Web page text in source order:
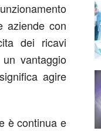
aziende con
dei ricavi
vantaggio
agire
è continua e